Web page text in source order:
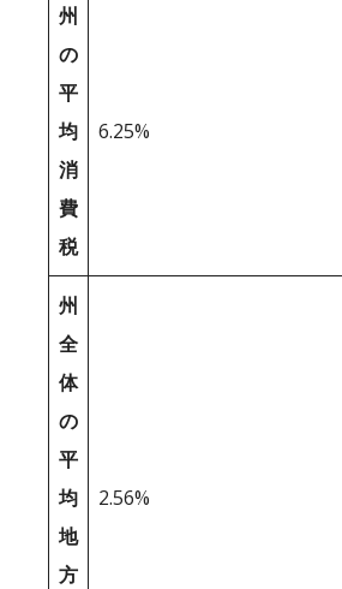
州
の
平
均
消
費
税
6.25%
州
全
体
の
平
均
地
方
2.56%